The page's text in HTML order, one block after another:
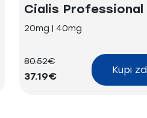
Cialis Professional
20mg | 40mg
80.52€
37.19€
Kupi